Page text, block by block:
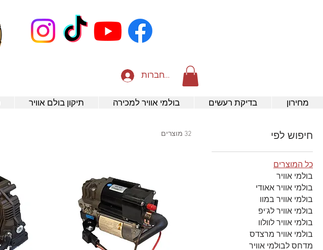
להתחברות
מחירון בדיקת רעשים בולמי אוויר למכירה תיקון בולם אוויר
חיפוש לפי
כל המוצרים
בולמי אוויר
בולמי אוויר אאודי
בולמי אוויר במוו
בולמי אוויר לג'יפ
בולמי אוויר לוולוו
בולמי אוויר מרצדס
מדחס לבולמי אוויר
32 מוצרים